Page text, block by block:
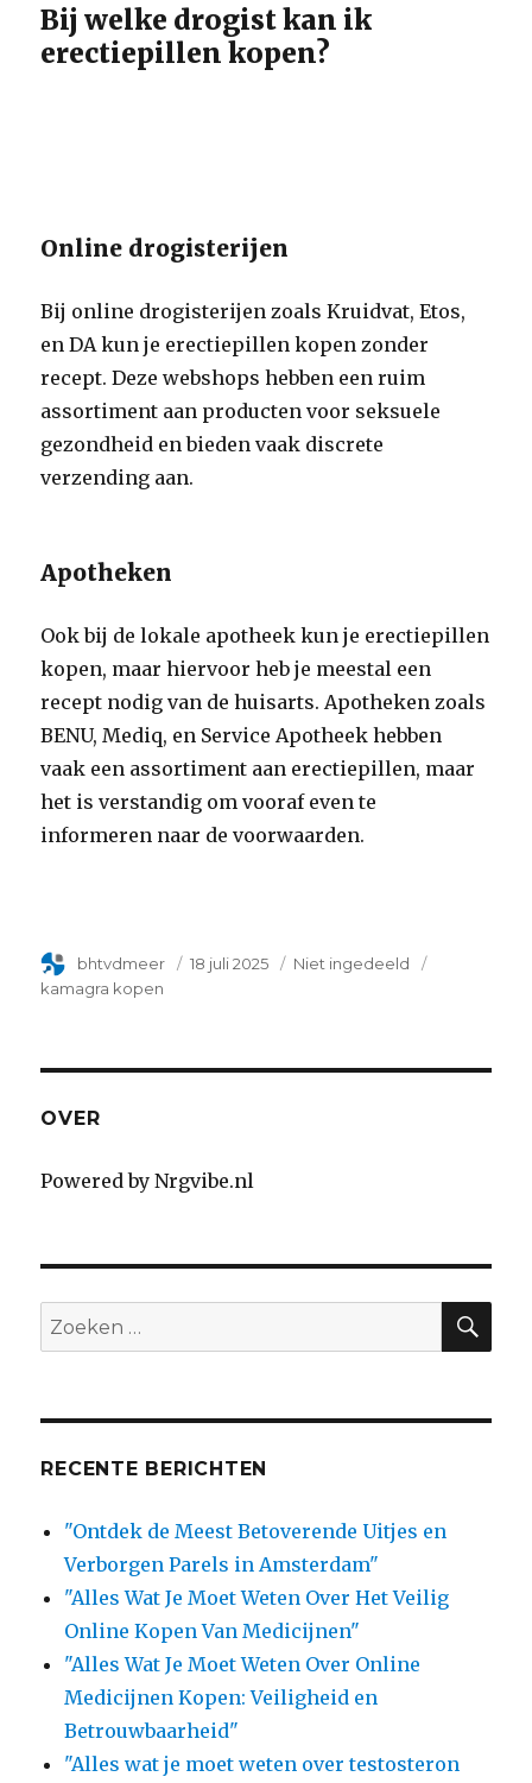
Bij welke drogist kan ik
erectiepillen kopen?
Online drogisterijen
Bij online drogisterijen zoals Kruidvat, Etos,
en DA kun je erectiepillen kopen zonder
recept. Deze webshops hebben een ruim
assortiment aan producten voor seksuele
gezondheid en bieden vaak discrete
verzending aan.
Apotheken
Ook bij de lokale apotheek kun je erectiepillen
kopen, maar hiervoor heb je meestal een
recept nodig van de huisarts. Apotheken zoals
BENU, Mediq, en Service Apotheek hebben
vaak een assortiment aan erectiepillen, maar
het is verstandig om vooraf even te
informeren naar de voorwaarden.
Author
bhtvdmeer
Geplaatst
18 juli 2025 Categorie
Niet ingedeeld
kamagra kopen
OVER
Powered by Nrgvibe.nl
Search
for:
RECENTE BERICHTEN
"Ontdek de Meest Betoverende Uitjes en
Verborgen Parels in Amsterdam"
"Alles Wat Je Moet Weten Over Het Veilig
Online Kopen Van Medicijnen"
"Alles Wat Je Moet Weten Over Online
Medicijnen Kopen: Veiligheid en
Betrouwbaarheid"
"Alles wat je moet weten over testosteron